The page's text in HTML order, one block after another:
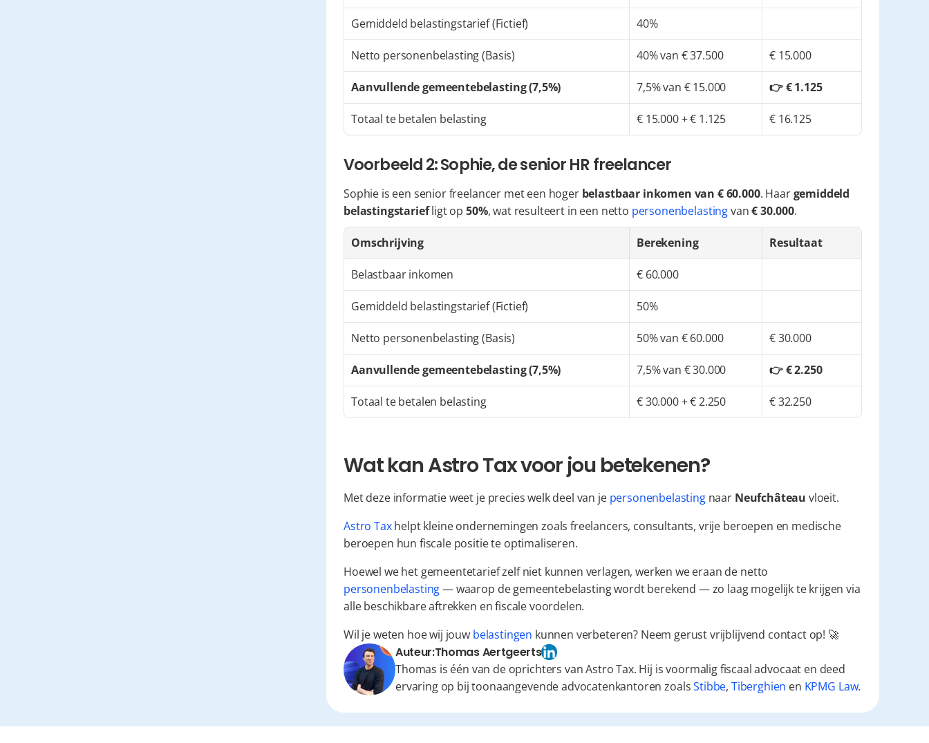
Gemiddeld belastingstarief (Fictief) 40%
Netto personenbelasting (Basis) 40% van € 37.500 € 15.000
Aanvullende gemeentebelasting (7,5%) 7,5% van € 15.000 👉 € 1.125
Totaal te betalen belasting € 15.000 + € 1.125 € 16.125
Voorbeeld 2: Sophie, de senior HR freelancer
Sophie is een senior freelancer met een hoger belastbaar inkomen van € 60.000. Haar gemiddeld
belastingstarief ligt op 50%, wat resulteert in een netto personenbelasting van € 30.000.
Omschrijving Berekening Resultaat
Belastbaar inkomen € 60.000
Gemiddeld belastingstarief (Fictief) 50%
Netto personenbelasting (Basis) 50% van € 60.000 € 30.000
Aanvullende gemeentebelasting (7,5%) 7,5% van € 30.000 👉 € 2.250
Totaal te betalen belasting € 30.000 + € 2.250 € 32.250
Wat kan Astro Tax voor jou betekenen?
Met deze informatie weet je precies welk deel van je personenbelasting naar Neufchâteau vloeit.
Astro Tax helpt kleine ondernemingen zoals freelancers, consultants, vrije beroepen en medische
beroepen hun fiscale positie te optimaliseren.
personenbelasting — waarop de gemeentebelasting wordt berekend — zo laag mogelijk te krijgen via
alle beschikbare aftrekken en fiscale voordelen.
Wil je weten hoe wij jouw belastingen kunnen verbeteren? Neem gerust vrijblijvend contact op! 🚀
Auteur:Thomas Aertgeerts
Thomas is één van de oprichters van Astro Tax. Hij is voormalig fiscaal advocaat en deed
ervaring op bij toonaangevende advocatenkantoren zoalsStibbe, Tiberghien en KPMG Law.